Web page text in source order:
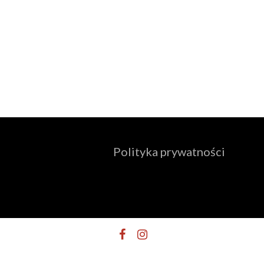
Polityka prywatności